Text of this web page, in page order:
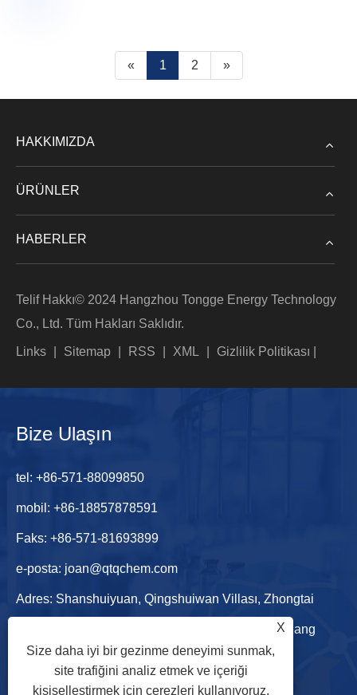
« 1 2 »
HAKKIMIZDA
ÜRÜNLER
HABERLER
Telif Hakkı© 2024 Hangzhou Tongge Energy Technology
Co., Ltd. Tüm Hakları Saklıdır.
Links Sitemap RSS XML Gizlilik Politikası
Bize Ulaşın
tel: +86-571-88099850
mobil: +86-18857878591
Faks: +86-571-81693899
e-posta: joan@qtqchem.com
Adres: Shanshuiyuan, Qingshuiwan Villası, Zhongtai
Caddesi, Yuhang Bölgesi, Hangzhou Şehri, Zhejiang
Eyaleti, Çin
X
Size daha iyi bir gezinme deneyimi sunmak,
site trafiğini analiz etmek ve içeriği
kişiselleştirmek için çerezleri kullanıyoruz.